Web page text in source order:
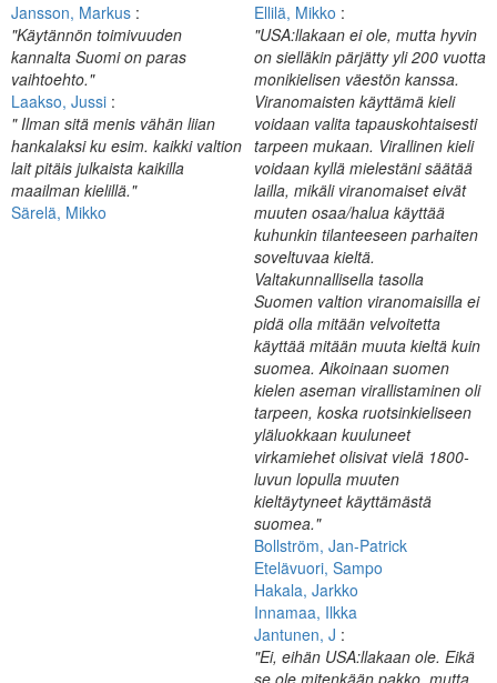
Jansson, Markus :
"Käytännön toimivuuden
kannalta Suomi on paras
vaihtoehto."
Laakso, Jussi :
" Ilman sitä menis vähän liian
hankalaksi ku esim. kaikki valtion
lait pitäis julkaista kaikilla
maailman kielillä."
Särelä, Mikko
Ellilä, Mikko :
"USA:llakaan ei ole, mutta hyvin
on sielläkin pärjätty yli 200 vuotta
monikielisen väestön kanssa.
Viranomaisten käyttämä kieli
voidaan valita tapauskohtaisesti
tarpeen mukaan. Virallinen kieli
voidaan kyllä mielestäni säätää
lailla, mikäli viranomaiset eivät
muuten osaa/halua käyttää
kuhunkin tilanteeseen parhaiten
soveltuvaa kieltä.
Valtakunnallisella tasolla
Suomen valtion viranomaisilla ei
pidä olla mitään velvoitetta
käyttää mitään muuta kieltä kuin
suomea. Aikoinaan suomen
kielen aseman virallistaminen oli
tarpeen, koska ruotsinkieliseen
yläluokkaan kuuluneet
virkamiehet olisivat vielä 1800-
luvun lopulla muuten
kieltäytyneet käyttämästä
suomea."
Bollström, Jan-Patrick
Etelävuori, Sampo
Hakala, Jarkko
Innamaa, Ilkka
Jantunen, J :
"Ei, eihän USA:llakaan ole. Eikä
se ole mitenkään pakko, mutta